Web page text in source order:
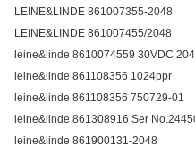
LEINE&LINDE 861007355-2048
LEINE&LINDE 861007455/2048
leine&linde 8610074559 30VDC
leine&linde 861108356 1024ppr
leine&linde 861108356 750729-01
leine&linde 861308916 Ser
leine&linde 861900131-2048